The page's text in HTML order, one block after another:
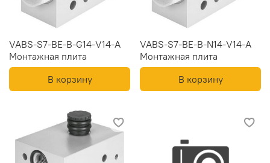
VABS-S7-BE-B-G14-V14-A
Монтажная плита
В корзину
VABS-S7-BE-B-N14-V14-A
Монтажная плита
В корзину